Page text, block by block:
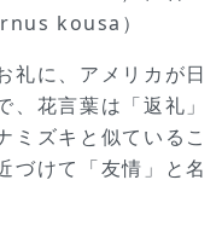
kousa）
礼に、アメリカが日
花言葉は「返礼」
ミズキと似ているこ
づけて「友情」と名